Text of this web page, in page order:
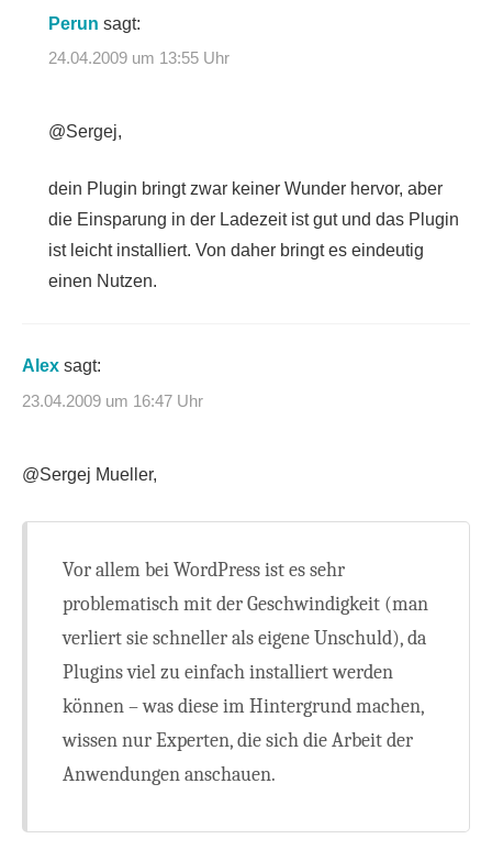
Perun sagt:
24.04.2009 um 13:55 Uhr
@Sergej,
dein Plugin bringt zwar keiner Wunder hervor, aber
die Einsparung in der Ladezeit ist gut und das Plugin
ist leicht installiert. Von daher bringt es eindeutig
einen Nutzen.
Alex sagt:
23.04.2009 um 16:47 Uhr
@Sergej Mueller,
Vor allem bei WordPress ist es sehr
problematisch mit der Geschwindigkeit (man
verliert sie schneller als eigene Unschuld), da
Plugins viel zu einfach installiert werden
können – was diese im Hintergrund machen,
wissen nur Experten, die sich die Arbeit der
Anwendungen anschauen.